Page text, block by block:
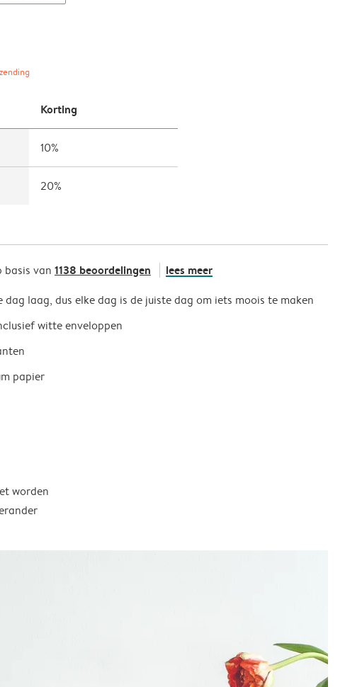
Korting
10%
20%
basis van 1138 beoordelingen lees meer
dag laag, dus elke dag is de juiste dag om iets moois te maken
witte enveloppen
papier
worden